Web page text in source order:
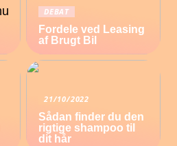
DEBAT
Fordele ved Leasing
af Brugt Bil
21/10/2022
Sådan finder du den
rigtige shampoo til
dit hår